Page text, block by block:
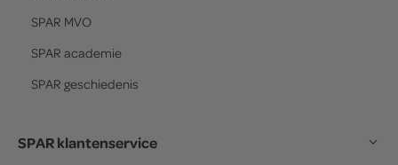
SPAR MVO
SPAR academie
SPAR geschiedenis
SPAR klantenservice